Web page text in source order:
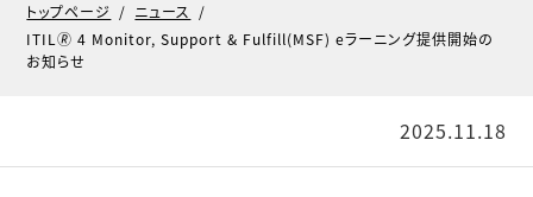
トップページ / ニュース
/
ITIL🄬 4 Monitor, Support & Fulfill(MSF) eラーニング提供開始の
お知らせ
2025.11.18